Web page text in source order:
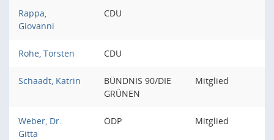
Rappa,
Giovanni
CDU
Rohe, Torsten CDU
Schaadt, Katrin
BÜNDNIS 90/DIE
GRÜNEN
Mitglied
Weber, Dr.
Gitta
ÖDP Mitglied